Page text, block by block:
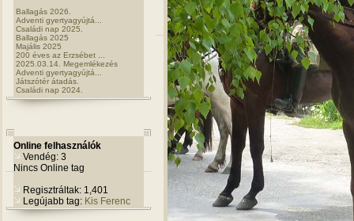
Ballagás 2026.
Adventi gyertyagyújtá...
Családi nap 2025.
Ballagás 2025
Majális 2025
200 éves az Erzsébet ...
2025.03.14. Megemlékezés
Adventi gyertyagyújtá...
Játszótér átadás.
Családi nap 2024.
Online felhasználók
Vendég: 3
Nincs Online tag
Regisztráltak: 1,401
Legújabb tag: Kis Ferenc